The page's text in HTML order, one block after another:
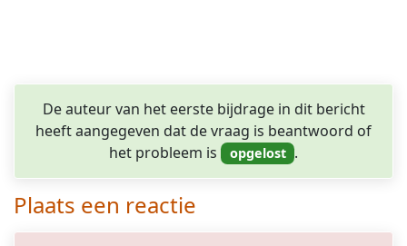
De auteur van het eerste bijdrage in dit bericht
heeft aangegeven dat de vraag is beantwoord of
het probleem is
.
Plaats een reactie